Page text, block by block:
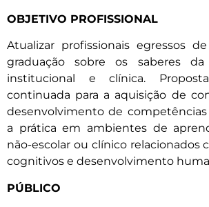
OBJETIVO PROFISSIONAL
Atualizar profissionais egressos
graduação sobre os saberes da
institucional e clínica.
continuada para a aquisição de
desenvolvimento de competências
a prática em ambientes de
não-escolar ou clínico relacionados
cognitivos e desenvolvimento
PÚBLICO